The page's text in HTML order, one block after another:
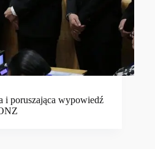
i poruszająca wypowiedź